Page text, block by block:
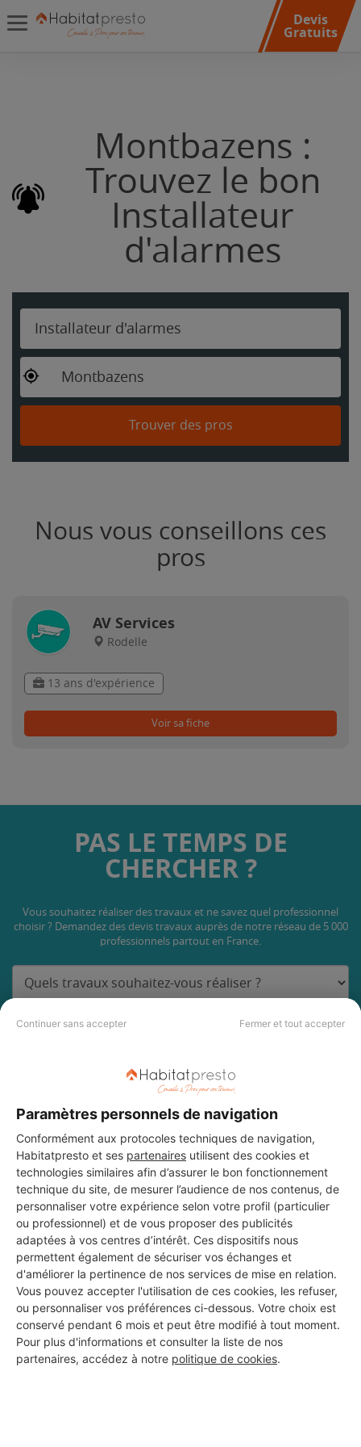
Continuer sans accepter Fermer et tout accepter
Paramètres personnels de navigation
Conformément aux protocoles techniques de navigation,
Habitatpresto et ses partenaires utilisent des cookies et
technologies similaires afin d’assurer le bon fonctionnement
technique du site, de mesurer l’audience de nos contenus, de
personnaliser votre expérience selon votre profil (particulier
ou professionnel) et de vous proposer des publicités
adaptées à vos centres d’intérêt. Ces dispositifs nous
permettent également de sécuriser vos échanges et
d'améliorer la pertinence de nos services de mise en relation.
Vous pouvez accepter l'utilisation de ces cookies, les refuser,
ou personnaliser vos préférences ci-dessous. Votre choix est
conservé pendant 6 mois et peut être modifié à tout moment.
Pour plus d'informations et consulter la liste de nos
partenaires, accédez à notre politique de cookies.
Devis
Gratuits
Montbazens :
Trouvez le bon
Installateur
d'alarmes
Installateur d'alarmes
Montbazens
Trouver des pros
Nous vous conseillons ces
pros
AV Services
Rodelle
13 ans d'expérience
Voir sa fiche
PAS LE TEMPS DE
CHERCHER ?
Vous souhaitez réaliser des travaux et ne savez quel professionnel
choisir ? Demandez des devis travaux auprès de notre réseau de 5 000
professionnels partout en France.
Aucun autre professionnel disponible dans cette zone